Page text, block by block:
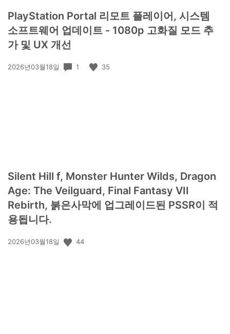
PlayStation Portal 리모트 플레이어, 시스템
소프트웨어 업데이트 - 1080p 고화질 모드 추
가 및 UX 개선
공
2026년03월18일 1 35
Silent Hill f, Monster Hunter Wilds, Dragon
Age: The Veilguard, Final Fantasy VII
Rebirth, 붉은사막에 업그레이드된 PSSR이 적
용됩니다.
공
2026년03월18일 44